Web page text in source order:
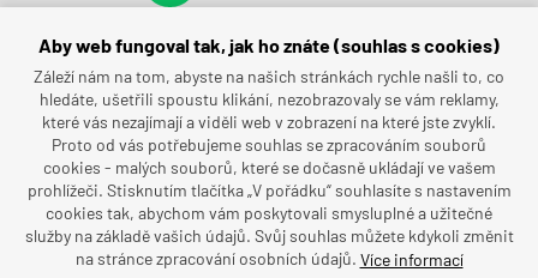
(+420) 491 462 696
Aby web fungoval tak, jak ho znáte (souhlas s cookies)
Záleží nám na tom, abyste na našich stránkách rychle našli to, co
hledáte, ušetřili spoustu klikání, nezobrazovaly se vám reklamy,
které vás nezajímají a viděli web v zobrazení na které jste zvyklí.
Proto od vás potřebujeme souhlas se zpracováním souborů
cookies - malých souborů, které se dočasně ukládají ve vašem
prohlížeči. Stisknutím tlačítka „V pořádku“ souhlasíte s nastavením
cookies tak, abychom vám poskytovali smysluplné a užitečné
služby na základě vašich údajů. Svůj souhlas můžete kdykoli změnit
na stránce zpracování osobních údajů. Více informací